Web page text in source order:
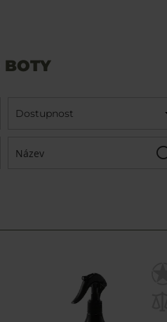
BOTY
Dostupnost